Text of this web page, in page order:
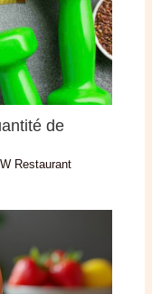
de
Restaurant